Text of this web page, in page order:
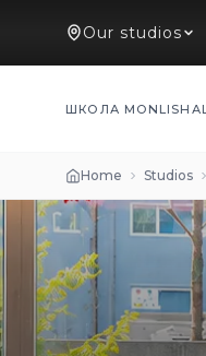
Our studios
ШКОЛА MONLIS
Home Studios